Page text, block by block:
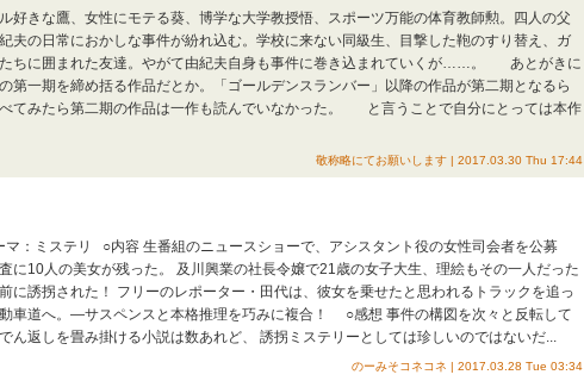
好きな鷹、女性にモテる葵、博学な大学教授悟、スポーツ万能の体育教師勲。四人の父
夫の日常におかしな事件が紛れ込む。学校に来ない同級生、目撃した鞄のすり替え、ガ
ちに囲まれた友達。やがて由紀夫自身も事件に巻き込まれていくが……。 あとがきに
第一期を締め括る作品だとか。「ゴールデンスランバー」以降の作品が第二期となるら
てみたら第二期の作品は一作も読んでいなかった。 と言うことで自分にとっては本作
敬称略にてお願いします | 2017.03.30 Thu 17:44
マ：ミステリ ○内容 生番組のニュースショーで、アシスタント役の女性司会者を公募
に10人の美女が残った。 及川興業の社長令嬢で21歳の女子大生、理絵もその一人だった
に誘拐された！ フリーのレポーター・田代は、彼女を乗せたと思われるトラックを追っ
車道へ。―サスペンスと本格推理を巧みに複合！ ○感想 事件の構図を次々と反転して
ん返しを畳み掛ける小説は数あれど、 誘拐ミステリーとしては珍しいのではないだ...
のーみそコネコネ | 2017.03.28 Tue 03:34